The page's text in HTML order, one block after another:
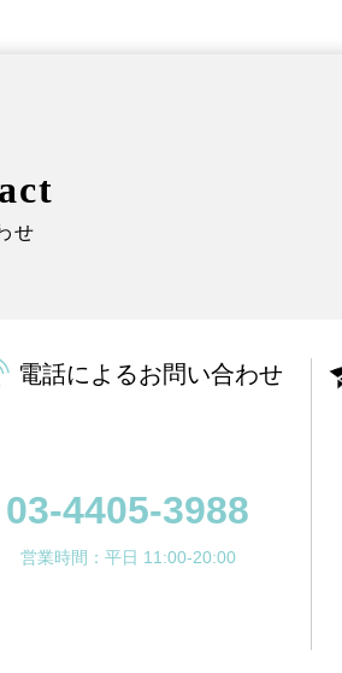
せ
電話によるお問い合わせ
03-4405-3988
営業時間：平日 11:00-20:00